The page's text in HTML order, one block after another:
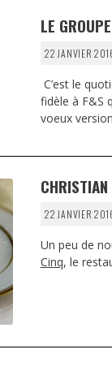
LE
22 JANVIER
C’est le
fidèle à F&S
voeux
22 JANVIER
Un peu de
Cinq, le